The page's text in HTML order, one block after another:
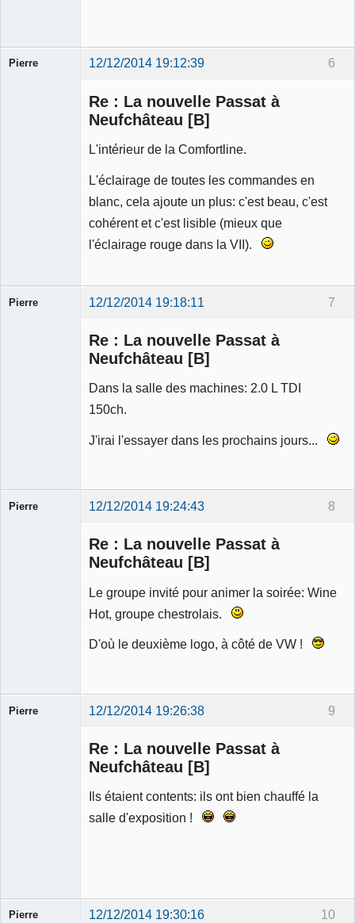
6
Pierre 12/12/2014 19:12:39
Re : La nouvelle Passat à
Neufchâteau [B]
L'intérieur de la Comfortline.
L'éclairage de toutes les commandes en
blanc, cela ajoute un plus: c'est beau, c'est
cohérent et c'est lisible (mieux que
l'éclairage rouge dans la VII).
7
Pierre 12/12/2014 19:18:11
Re : La nouvelle Passat à
Neufchâteau [B]
Dans la salle des machines: 2.0 L TDI
150ch.
J'irai l'essayer dans les prochains jours...
8
Pierre 12/12/2014 19:24:43
Re : La nouvelle Passat à
Neufchâteau [B]
Le groupe invité pour animer la soirée: Wine
Hot, groupe chestrolais.
D'où le deuxième logo, à côté de VW !
9
Pierre 12/12/2014 19:26:38
Re : La nouvelle Passat à
Neufchâteau [B]
Ils étaient contents: ils ont bien chauffé la
salle d'exposition !
10
Pierre 12/12/2014 19:30:16